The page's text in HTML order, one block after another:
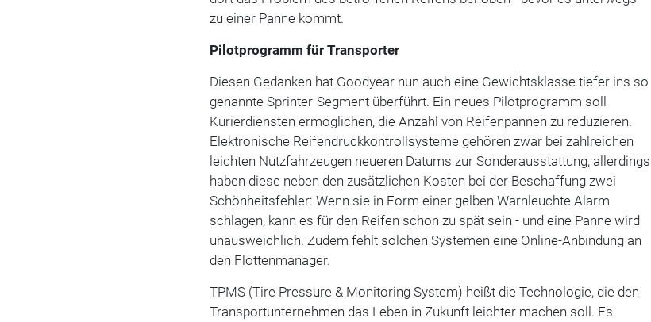
zu einer Panne kommt.
Pilotprogramm für Transporter
Diesen Gedanken hat Goodyear nun auch eine Gewichtsklasse tiefer ins so
genannte Sprinter-Segment überführt. Ein neues Pilotprogramm soll
Kurierdiensten ermöglichen, die Anzahl von Reifenpannen zu reduzieren.
Elektronische Reifendruckkontrollsysteme gehören zwar bei zahlreichen
leichten Nutzfahrzeugen neueren Datums zur Sonderausstattung, allerdings
haben diese neben den zusätzlichen Kosten bei der Beschaffung zwei
Schönheitsfehler: Wenn sie in Form einer gelben Warnleuchte Alarm
schlagen, kann es für den Reifen schon zu spät sein - und eine Panne wird
unausweichlich. Zudem fehlt solchen Systemen eine Online-Anbindung an
den Flottenmanager.
TPMS (Tire Pressure & Monitoring System) heißt die Technologie, die den
Transportunternehmen das Leben in Zukunft leichter machen soll. Es